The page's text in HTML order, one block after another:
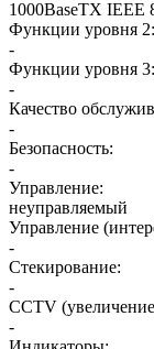
1000BaseTX IEEE
Функции уровня 2:
-
Функции уровня 3:
-
Качество
-
Безопасность:
-
Управление:
неуправляемый
Управление
-
Стекирование:
-
CCTV
-